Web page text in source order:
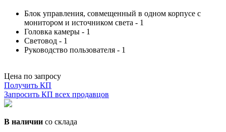
Блок управления, совмещенный в одном корпусе с
монитором и источником света - 1
Головка камеры - 1
Световод - 1
Руководство пользователя - 1
Цена по запросу
Получить КП
Запросить КП всех продавцов
В наличии со склада